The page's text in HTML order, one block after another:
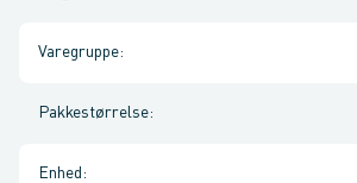
Varegruppe:
Pakkestørrelse:
Enhed :